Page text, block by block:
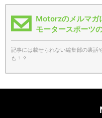
Motorzのメルマガ
モータースポーツ
記事には載せられない編集部の裏話
も！？